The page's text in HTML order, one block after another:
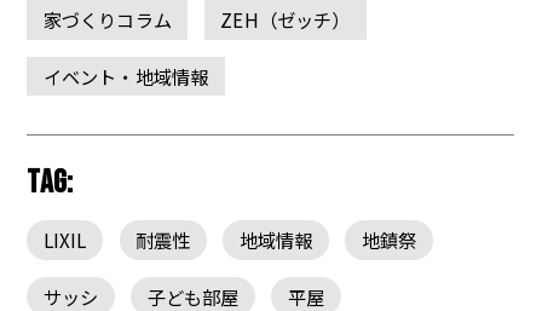
家づくりコラム ZEH（ゼッチ）
イベント・地域情報
TAG:
LIXIL 耐震性 地域情報 地鎮祭
サッシ 子ども部屋 平屋